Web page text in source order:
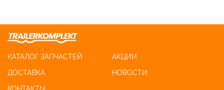
КАТАЛОГ ЗАПЧАСТЕЙ
АКЦИИ
ДОСТАВКА
НОВОСТИ